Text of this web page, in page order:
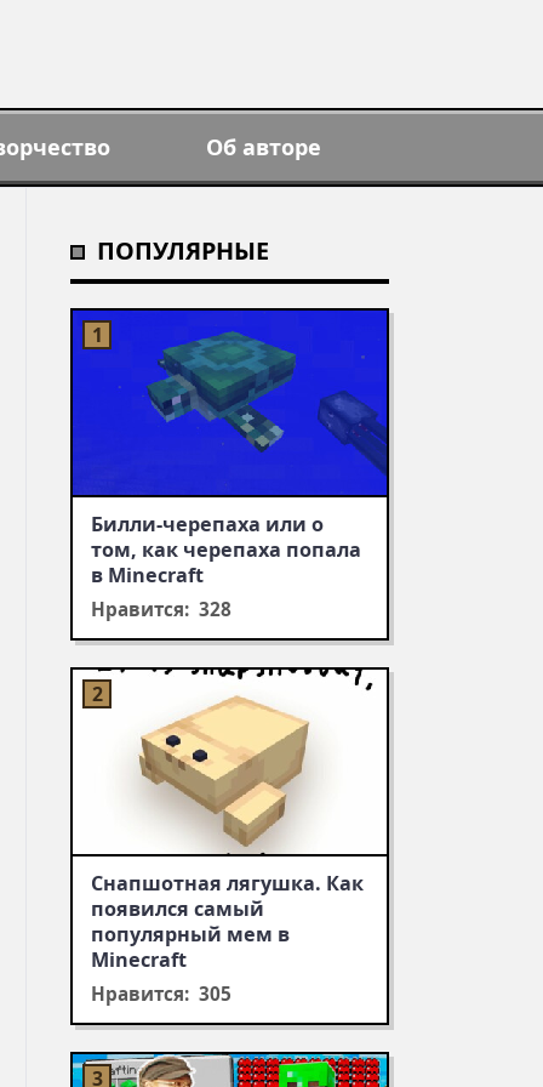
Об авторе
ПОПУЛЯРНЫЕ
Билли-черепаха или о
том, как черепаха попала
в Minecraft
Нравится: 328
Снапшотная лягушка. Как
появился самый
популярный мем в
Minecraft
Нравится: 305